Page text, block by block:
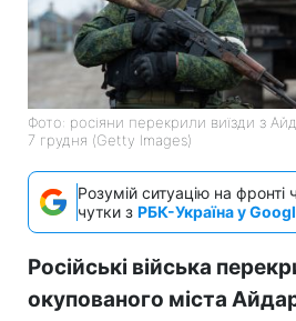
Фото: росіяни перекрили виїзди з
7 грудня (Getty Images)
Розумій ситуацію на фронті
чутки з РБК-Україна у
Російські війська
окупованого міста